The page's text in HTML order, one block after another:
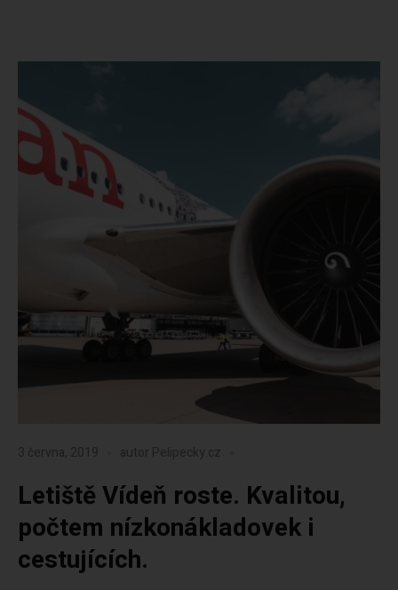
3 června, 2019 autor Pelipecky.cz
Letiště Vídeň roste. Kvalitou,
počtem nízkonákladovek i
cestujících.